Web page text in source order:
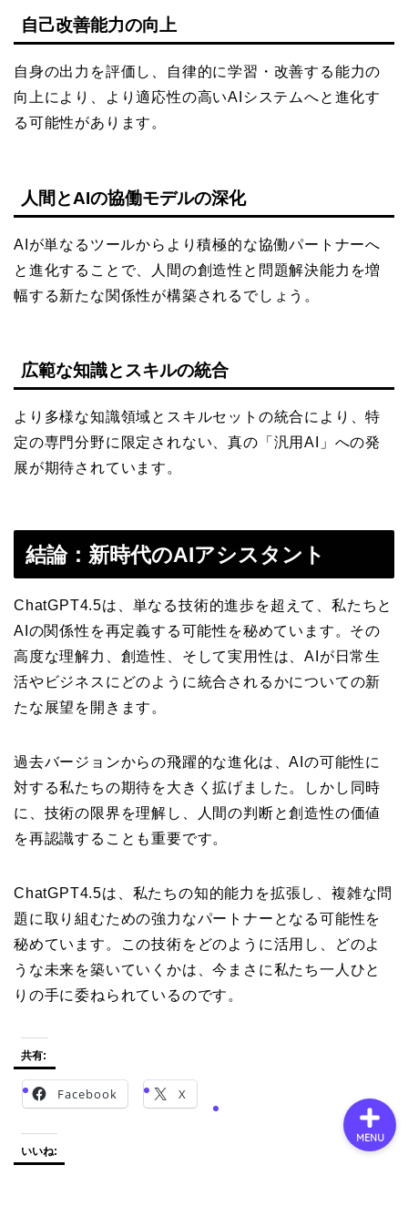
自己改善能力の向上
自身の出力を評価し、自律的に学習・改善する能力の
向上により、より適応性の高いAIシステムへと進化す
る可能性があります。
人間とAIの協働モデルの深化
AIが単なるツールからより積極的な協働パートナーへ
と進化することで、人間の創造性と問題解決能力を増
幅する新たな関係性が構築されるでしょう。
広範な知識とスキルの統合
より多様な知識領域とスキルセットの統合により、特
定の専門分野に限定されない、真の「汎用AI」への発
展が期待されています。
結論：新時代のAIアシスタント
ChatGPT4.5は、単なる技術的進歩を超えて、私たちと
AIの関係性を再定義する可能性を秘めています。その
高度な理解力、創造性、そして実用性は、AIが日常生
活やビジネスにどのように統合されるかについての新
たな展望を開きます。
過去バージョンからの飛躍的な進化は、AIの可能性に
対する私たちの期待を大きく拡げました。しかし同時
に、技術の限界を理解し、人間の判断と創造性の価値
を再認識することも重要です。
ChatGPT4.5は、私たちの知的能力を拡張し、複雑な問
題に取り組むための強力なパートナーとなる可能性を
秘めています。この技術をどのように活用し、どのよ
うな未来を築いていくかは、今まさに私たち一人ひと
りの手に委ねられているのです。
共有:
Facebook X
いいね:
MENU
サービス
採用情報